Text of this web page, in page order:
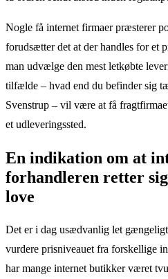
Nogle få internet firmaer præsterer
forudsætter det at der handles for et
man udvælge den mest letkøbte
tilfælde – hvad end du befinder sig
Svenstrup – vil være at få
et udleveringssted.
En indikation om at
forhandleren retter
love
Det er i dag usædvanlig let
vurdere prisniveauet fra forskellige
har mange internet butikker været